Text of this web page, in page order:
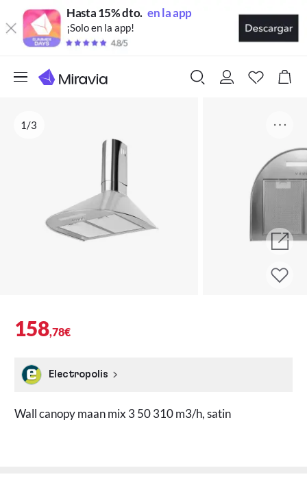
Hasta 15% dto. en la app
¡Solo en la app!
1/3
158,78€
Electropolis
Wall canopy maan mix 3 50 310 m3/h, satin